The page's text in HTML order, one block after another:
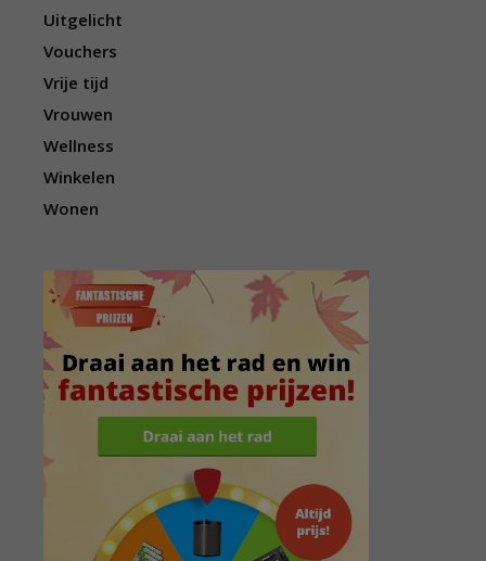
Uitgelicht
Vouchers
Vrije tijd
Vrouwen
Wellness
Winkelen
Wonen